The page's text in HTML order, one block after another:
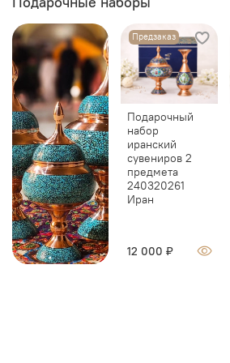
Предзаказ
Подарочный
набор
иранский
сувениров 2
предмета
240320261
Иран
12 000 ₽